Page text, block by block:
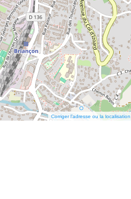
Corriger l’adresse ou la localisation